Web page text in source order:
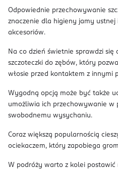
Odpowiednie przechowywanie
znaczenie dla higieny jamy ustnej
akcesoriów.
Na co dzień świetnie sprawdzi się
szczoteczki do zębów, który
włosie przed kontaktem z innymi
Wygodną opcją może być także
umożliwia ich przechowywanie w
swobodnemu wysychaniu.
Coraz większą popularnością
ociekaczem, który zapobiega
W podróży warto z kolei postawić